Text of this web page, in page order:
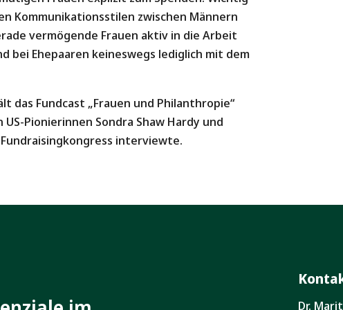
Kommunikationsstilen zwischen Männern
vermögende Frauen aktiv in die Arbeit
bei Ehepaaren keineswegs lediglich mit dem
das Fundcast „Frauen und Philanthropie“
Pionierinnen Sondra Shaw Hardy und
interviewte.
Dr.